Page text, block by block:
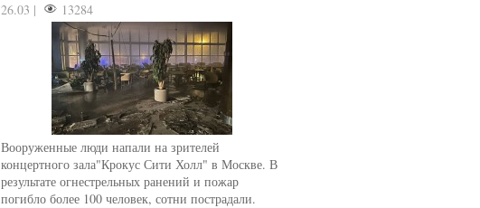
26.03 | 13284
Вооруженные люди напали на зрителей
концертного зала"Крокус Сити Холл" в Москве. В
результате огнестрельных ранений и пожар
погибло более 100 человек, сотни пострадали.